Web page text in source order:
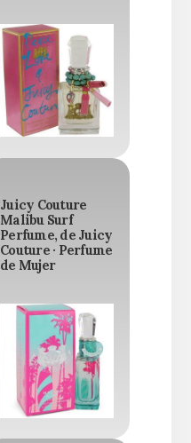
Juicy Couture
Malibu Surf
Perfume, de Juicy
Couture · Perfume
de Mujer